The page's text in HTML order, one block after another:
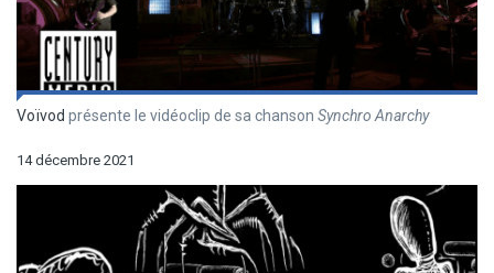
Voïvod présente le vidéoclip de sa chanson Synchro Anarchy
14 décembre 2021